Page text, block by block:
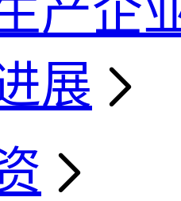
产企
展